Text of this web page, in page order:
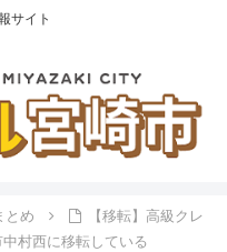
サイト
とめ
【移転】高級クレ
村西に移転している